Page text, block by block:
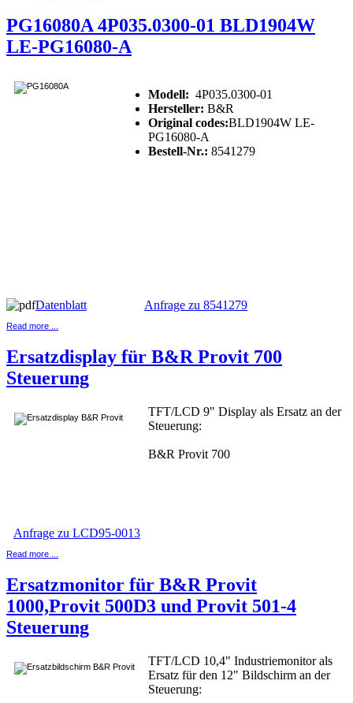
PG16080A 4P035.0300-01 BLD1904W
LE-PG16080-A
Modell: 4P035.0300-01
Hersteller: B&R
Original codes:BLD1904W LE-
PG16080-A
Bestell-Nr.: 8541279
Datenblatt Anfrage zu 8541279
Read more ...
Ersatzdisplay für B&R Provit 700
Steuerung
TFT/LCD 9" Display als Ersatz an der
Steuerung:
B&R Provit 700
Anfrage zu LCD95-0013
Read more ...
Ersatzmonitor für B&R Provit
1000,Provit 500D3 und Provit 501-4
Steuerung
TFT/LCD 10,4" Industriemonitor als
Ersatz für den 12" Bildschirm an der
Steuerung: